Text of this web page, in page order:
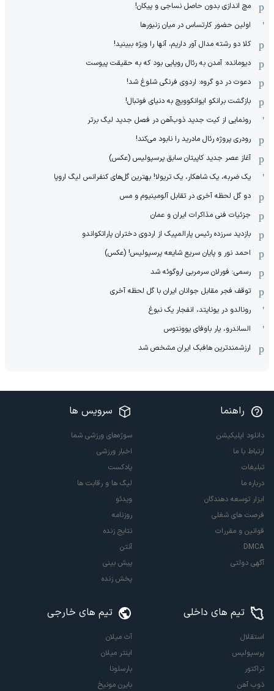
مچ اندازی بدون حاصل نساجی و پیکان!
اولین حضور کارتساس در میان زنبورها
کلا دو‌ رشته مدال آور داریم، آنها را ویژه ببینید!
دیومانده: آمدن به رئال رویایی بود که به حقیقت پیوست
دعوت در دو گروه: اردوی فرنگی شلوغ شد!
بازگشت برانکو ایوانکوویچ به دنیای فوتبال!
رونمایی از کیت جدید ذوب‌آهن در فصل جدید لیگ برتر
رودری پروژه رئال مادرید را نابود می‌کند!
آغاز عصر جدید کاپیتان سابق پرسپولیس (عکس)
یک ضربه، یک شاهکار، یک تریولا! بهترین گل‌های کنفرانس لیگ اروپا
دو گل لحظه آخری در تقابل آلومینیوم و مس
جزئیات فنی مذاکرات ایران و عمان
بازدید سرزده رئیس پارالمپیک از اردوی دختران پاراتکواندو
احمد نور و پایان سریع شایعه پرسپولیس! (عکس)
رسمی: فورلان سرمربی اروگوئه شد
توقف فجر مقابل جوانان ایران با گل لحظه آخری
رونالدو در یونایتد، انفجار یک نبوغ
الساندرو، یار باوفای یوونتوس
ارزشمندترین هافبک ایران مشخص شد
راهنما
دانلود اپلیکیشن
ارتباط با ما
تبلیغات
درباره ما
ابزار توسعه دهندگان
فرصت های شغلی
قوانین و مقررات
DMCA
آگهی دولتی
سرویس ها
سوژه‌های ورزشی شما
اخبار ورزشی
پادکست
لیگ ها و رقابت ها
ویدئو
روزنامه
نتایج زنده
آنتن
پیش بینی
پخش زنده
تیم های داخلی
استقلال
پرسپولیس
تراکتور
ذوب آهن
تیم های خارجی
آث میلان
اینتر میلان
بارسلونا
بایرن مونیخ